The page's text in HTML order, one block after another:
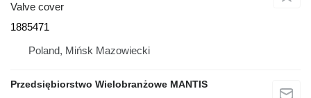
Valve cover
1885471
Poland, Mińsk Mazowiecki
Przedsiębiorstwo Wielobranżowe MANTIS